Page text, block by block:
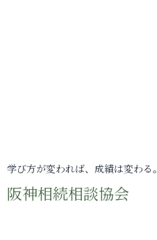
学び方が変われば、成績は変わる。
阪神相続相談協会